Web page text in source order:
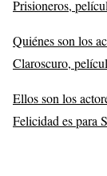
Prisioneros,
Quiénes son los
Claroscuro,
Ellos son los
Felicidad es para